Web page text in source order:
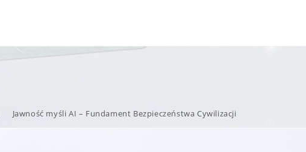
Jawność myśli AI – Fundament Bezpieczeństwa Cywilizacji